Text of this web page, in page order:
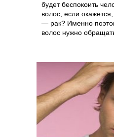
будет беспокоить
волос, если
— рак? Именно
волос нужно